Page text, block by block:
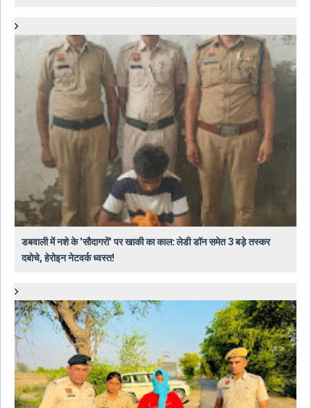
डबवाली में नशे के 'सौदागरों' पर खाकी का काल: लेडी डॉन समेत 3 बड़े तस्कर
दबोचे, हेरोइन नेटवर्क ध्वस्त!